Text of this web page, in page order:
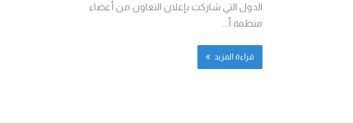
الدول التي شاركت بإعلان التعاون من أعضاء
منظمة أ...
قراءة المزيد